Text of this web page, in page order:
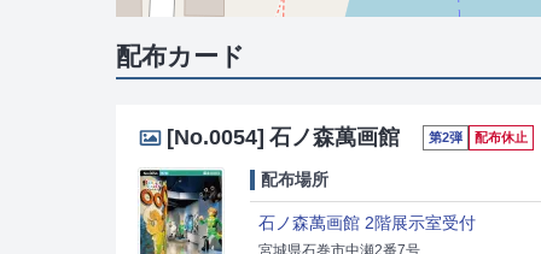
配布カード
[No.0054] 石ノ森萬画館 第2弾 配布休止
配布場所
石ノ森萬画館 2階展示室受付
宮城県石巻市中瀬2番7号